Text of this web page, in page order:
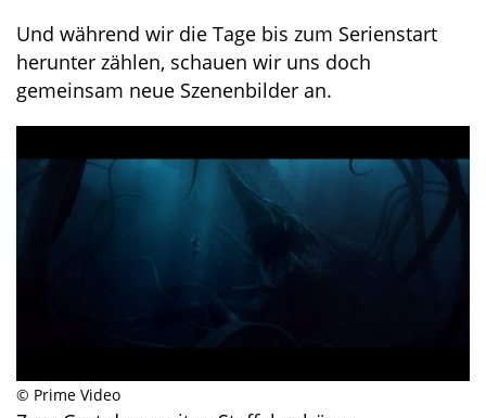
Und während wir die Tage bis zum Serienstart
herunter zählen, schauen wir uns doch
gemeinsam neue Szenenbilder an.
© Prime Video